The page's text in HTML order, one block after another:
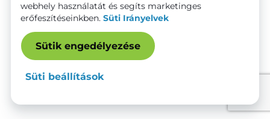
webhely használatát és segíts marketinges
erőfeszítéseinkben. Süti Irányelvek
Sütik engedélyezése
Süti beállítások